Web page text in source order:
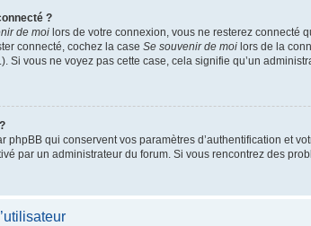
?
de moi lors de votre connexion, vous ne resterez connecté
connecté, cochez la case Se souvenir de moi lors de la
Si vous ne voyez pas cette case, cela signifie qu’un
phpBB qui conservent vos paramètres d’authentification et
par un administrateur du forum. Si vous rencontrez des